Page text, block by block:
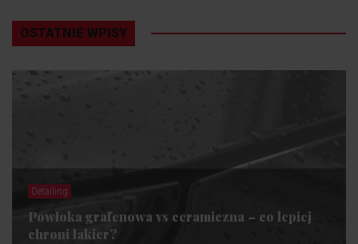
OSTATNIE WPISY
Detailing
Powłoka grafenowa vs ceramiczna – co lepiej
chroni lakier?